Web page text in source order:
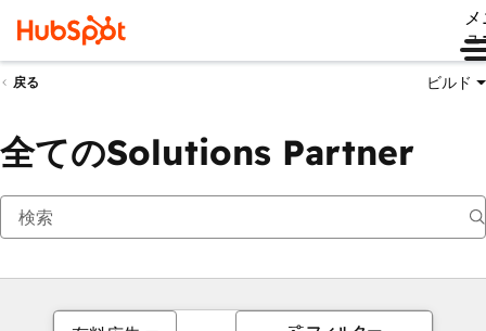
ュ
戻る ビルド
全てのSolutions Partner